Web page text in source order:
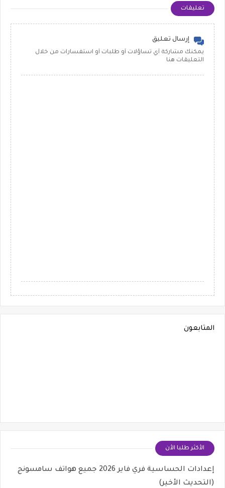
تعليقات
إرسال تعليق
يمكنك مشاركة أي تساؤلات أو طلبات أو استفسارات من خلال
التعليقات هنا
المتابعون
الأكثر طلبا الأن
إعدادات الحساسية فري فاير 2026 جميع هواتف سامسونج
(التحديث الأخير)